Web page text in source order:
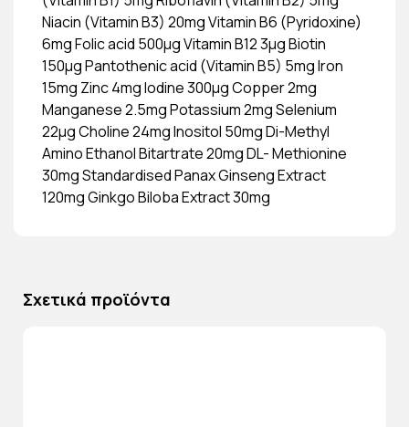
Niacin (Vitamin B3) 20mg Vitamin B6 (Pyridoxine)
6mg Folic acid 500μg Vitamin B12 3μg Biotin
150μg Pantothenic acid (Vitamin B5) 5mg Iron
15mg Zinc 4mg Iodine 300μg Copper 2mg
Manganese 2.5mg Potassium 2mg Selenium
22μg Choline 24mg Inositol 50mg Di-Methyl
Amino Ethanol Bitartrate 20mg DL- Methionine
30mg Standardised Panax Ginseng Extract
120mg Ginkgo Biloba Extract 30mg
Σχετικά προϊόντα